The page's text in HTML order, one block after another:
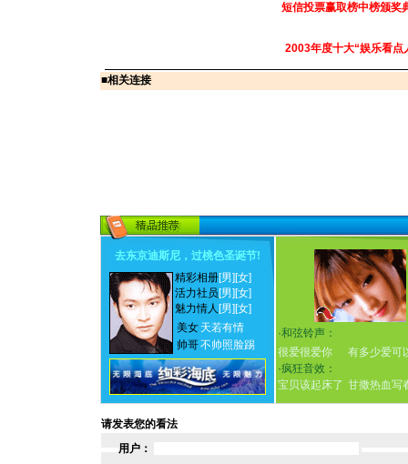
短信投票赢取榜中榜颁奖
2003年度十大“娱乐看点
■相关连接
去东京迪斯尼，过桃色圣诞节!
精彩相册[男] [女]
活力社员 [男] [女]
魅力情人 [男] [女]
美女 天若有情
帅哥不帅照脸踢
·和弦铃声：
很爱很爱你
有多少爱可
·疯狂音效：
宝贝该起床了 甘撒热血写
请发表您的看法
用户：